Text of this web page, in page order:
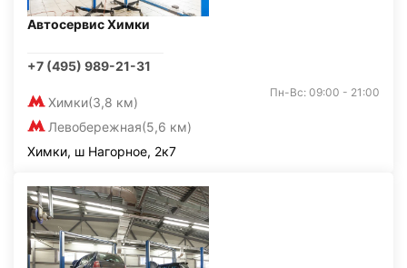
Автосервис Химки
+7 (495) 989-21-31
Химки(3,8 км)
Левобережная(5,6 км)
Пн-Вс: 09:00 - 21:00
Химки, ш Нагорное, 2к7